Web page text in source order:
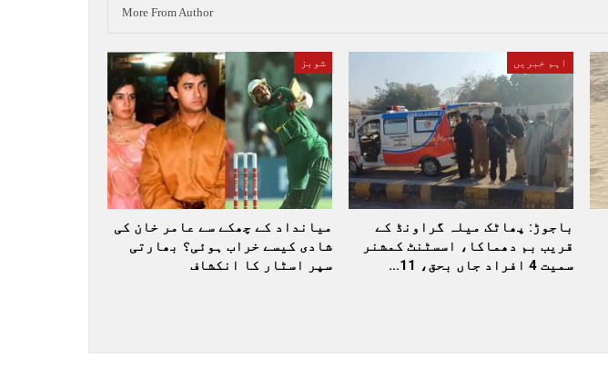
More From Author
اہم خبریں
باجوڑ: پھاٹک میلہ گراونڈ کے
قریب بم دھماکا، اسسٹنٹ کمشنر
سمیت 4 افراد جاں بحق، 11…
شوبز
میانداد کے چھکے سے عامر خان کی
شادی کیسے خراب ہوئی؟ بھارتی
سپر اسٹار کا انکشاف